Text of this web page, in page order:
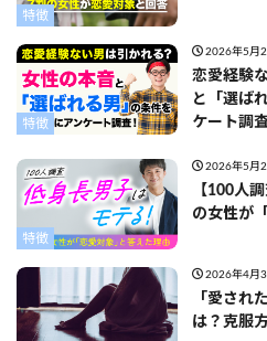
特徴
特徴
2026年5月
恋愛経験
と「選ば
ケート調
特徴
2026年5月
【100人
の女性が
2026年4月3
「愛され
は？克服